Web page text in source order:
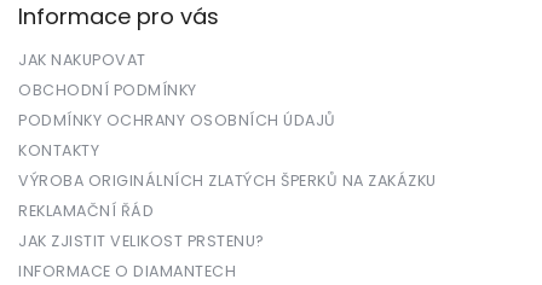
Informace pro vás
JAK NAKUPOVAT
OBCHODNÍ PODMÍNKY
PODMÍNKY OCHRANY OSOBNÍCH ÚDAJŮ
KONTAKTY
VÝROBA ORIGINÁLNÍCH ZLATÝCH ŠPERKŮ NA ZAKÁZKU
REKLAMAČNÍ ŘÁD
JAK ZJISTIT VELIKOST PRSTENU?
INFORMACE O DIAMANTECH